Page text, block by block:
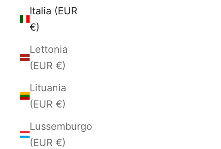
Italia (EUR
€)
Lettonia
(EUR €)
Lituania
(EUR €)
Lussemburgo
(EUR €)